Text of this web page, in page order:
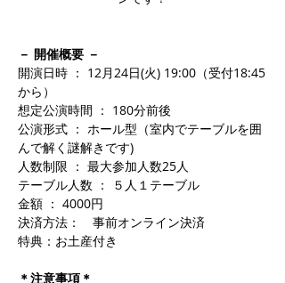
－ 開催概要 －
開演日時 ： 12月24日(火) 19:00 （受付18:45
から）
想定公演時間 ： 180分前後
公演形式 ： ホール型 （室内でテーブルを囲
んで解く謎解きです)
人数制限 ： 最大参加人数25人
テーブル人数 ： ５人１テーブル
金額 ： 4000円
決済方法：　事前オンライン決済
特典：お土産付き
＊注意事項＊